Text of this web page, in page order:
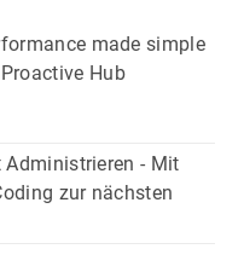
made simple
Hub
- Mit
zur nächsten